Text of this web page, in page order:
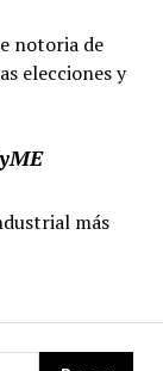
notoria de
elecciones y
más